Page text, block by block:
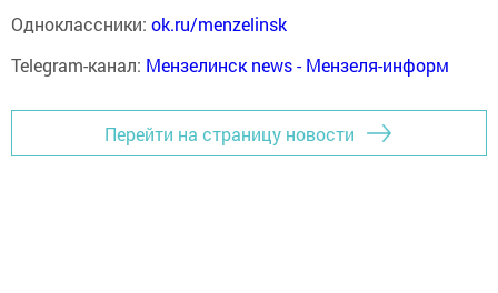
Одноклассники: ok.ru/menzelinsk
Telegram-канал: Мензелинск news - Мензеля-информ
Перейти на страницу новости